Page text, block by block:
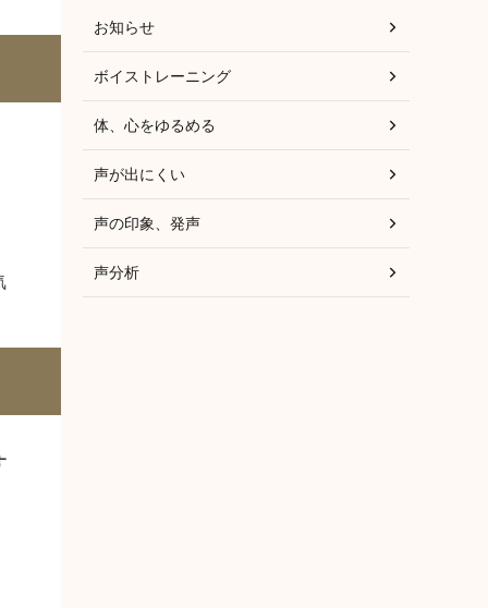
お知らせ
ボイストレーニング
体、心をゆるめる
声が出にくい
声の印象、発声
声分析